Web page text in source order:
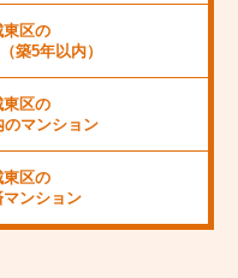
東区の
（築5年以内）
東区の
のマンション
東区の
マンション